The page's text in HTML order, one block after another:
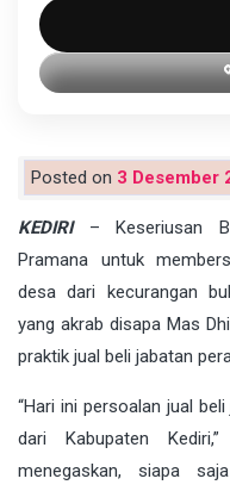
Posted on 3 Desember
KEDIRI– Keseriusan
Pramana untuk
desa dari kecurangan
yang akrab disapa Mas
praktik jual beli jabatan
“Hari ini persoalan jual
dari Kabupaten
menegaskan, siapa